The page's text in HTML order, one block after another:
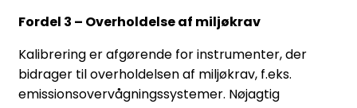
Fordel 3 – Overholdelse af miljøkrav
Kalibrering er afgørende for instrumenter, der
bidrager til overholdelsen af miljøkrav, f.eks.
emissionsovervågningssystemer. Nøjagtig